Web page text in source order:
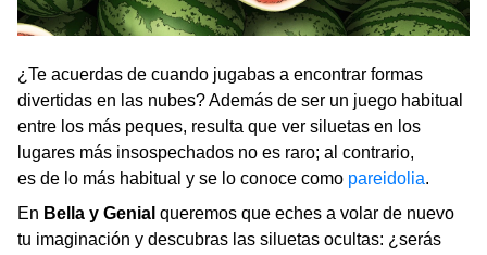
¿Te acuerdas de cuando jugabas a encontrar formas
divertidas en las nubes? Además de ser un juego habitual
entre los más peques, resulta que ver siluetas en los
lugares más insospechados no es raro; al contrario,
es de lo más habitual y se lo conoce como pareidolia.
En Bella y Genial queremos que eches a volar de nuevo
tu imaginación y descubras las siluetas ocultas: ¿serás